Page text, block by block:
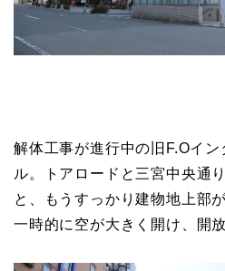
解体工事が進行中の旧F.Oイ
ル。トアロードと三宮中央通
と、もうすっかり建物地上部
一時的に空が大きく開け、開